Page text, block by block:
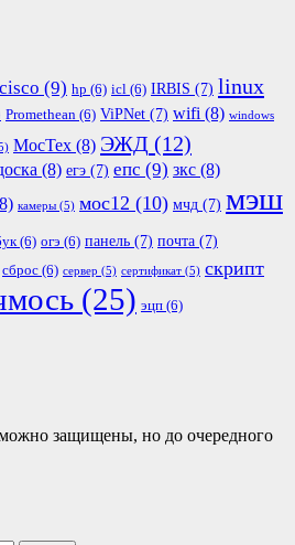
cisco (9) hp (6) icl (6) IRBIS (7) linux
Promethean (6) ViPNet (7) wifi (8) windows
МосТех (8) ЭЖД (12)
(8) егэ (7) епс (9) зкс (8)
камеры (5) мос12 (10) мчд (7) мэш
(6) огэ (6) панель (7) почта (7)
сброс (6) сервер (5) сертификат (5) скрипт
(25) эцп (6)
защищены, но до очередного